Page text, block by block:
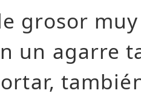
grosor
un agarre